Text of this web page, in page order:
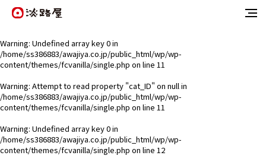
Warning: Undefined array key 0 in
/home/ss386883/awajiya.co.jp/public_html/wp/wp-
content/themes/fcvanilla/single.php on line 11
Warning: Attempt to read property "cat_ID" on null in
/home/ss386883/awajiya.co.jp/public_html/wp/wp-
content/themes/fcvanilla/single.php on line 11
Warning: Undefined array key 0 in
/home/ss386883/awajiya.co.jp/public_html/wp/wp-
content/themes/fcvanilla/single.php on line 12